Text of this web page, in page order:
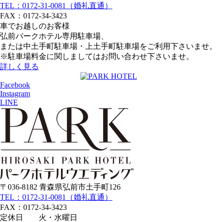
TEL：0172-31-0081（婚礼直通）
FAX：0172-34-3423
車でお越しのお客様
弘前パークホテル専用駐車場、
または中土手町駐車場・上土手町駐車場をご利用下さいませ。
※駐車場料金に関しましてはお問い合わせ下さいませ。
詳しく見る
Facebook
Instagram
LINE
〒036-8182 青森県弘前市土手町126
TEL：0172-31-0081（婚礼直通）
FAX：0172-34-3423
定休日 火・水曜日